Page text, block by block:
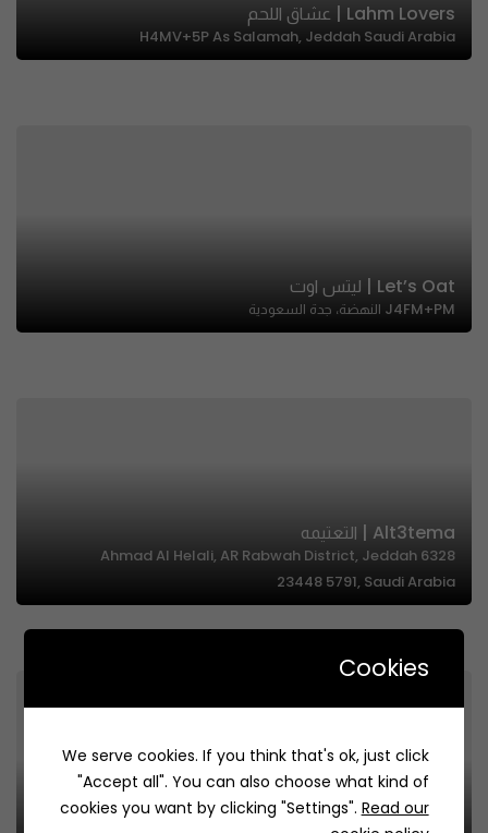
Lahm Lovers | عشاق اللحم
H4MV+5P As Salamah, Jeddah Saudi Arabia
Let’s Oat | ليتس اوت
J4FM+PM النهضة، جدة السعودية
Alt3tema | التعتيمه
6328 Ahmad Al Helali, AR Rabwah District, Jeddah
23448 5791, Saudi Arabia
Cookies
We serve cookies. If you think that's ok, just click
"Accept all". You can also choose what kind of
cookies you want by clicking "Settings". Read our